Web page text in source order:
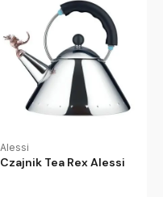
Alessi
Czajnik Tea Rex Alessi